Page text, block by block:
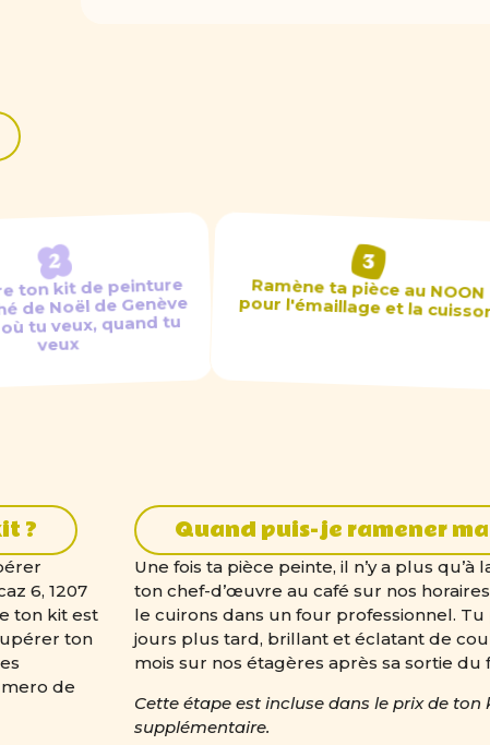
ton kit de peinture
de Noël de Genève
tu veux, quand tu
veux
Ramène ta pièce au NOON
pour l'émaillage et la
?
6, 1207
ton kit est
ton
de
Quand puis-je ramener
Une fois ta pièce peinte, il n’y a plus
ton chef-d’œuvre au café sur nos
le cuirons dans un four professionnel.
jours plus tard, brillant et éclatant de
mois sur nos étagères après sa sortie du
Cette étape est incluse dans le prix de ton
supplémentaire.